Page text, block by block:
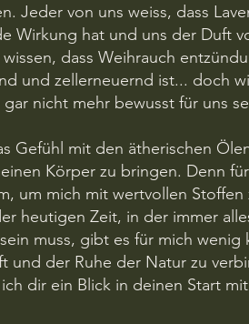
Jeder von uns weiss, dass
Wirkung hat und uns der Duft
dass Weihrauch
und zellerneuernd ist... doch
nicht mehr bewusst für uns
Gefühl mit den ätherischen
Körper zu bringen. Denn
um mich mit wertvollen Stoffen
heutigen Zeit, in der immer
muss, gibt es für mich wenig
und der Ruhe der Natur zu
dir ein Blick in deinen Start